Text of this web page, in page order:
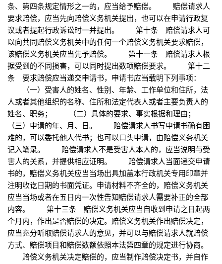
条、第四条规定情形之一的，应当给予赔偿。 赔偿请求人
要求赔偿，应当先向赔偿义务机关提出，也可以在申请行政复
议或者提起行政诉讼时一并提出。 第十条 赔偿请求人可
以向共同赔偿义务机关中的任何一个赔偿义务机关要求赔偿，
该赔偿义务机关应当先予赔偿。 第十一条 赔偿请求人根
据受到的不同损害，可以同时提出数项赔偿要求。 第十二
条 要求赔偿应当递交申请书，申请书应当载明下列事项：
（一）受害人的姓名、性别、年龄、工作单位和住所，法
人或者其他组织的名称、住所和法定代表人或者主要负责人的
姓名、职务； （二）具体的要求、事实根据和理由；
（三）申请的年、月、日。 赔偿请求人书写申请书确有困
难的，可以委托他人代书；也可以口头申请，由赔偿义务机关
记入笔录。 赔偿请求人不是受害人本人的，应当说明与受
害人的关系，并提供相应证明。 赔偿请求人当面递交申请
书的，赔偿义务机关应当当场出具加盖本行政机关专用印章并
注明收讫日期的书面凭证。申请材料不齐全的，赔偿义务机关
应当当场或者在五日内一次性告知赔偿请求人需要补正的全部
内容。 第十三条 赔偿义务机关应当自收到申请之日起两
个月内，作出是否赔偿的决定。赔偿义务机关作出赔偿决定，
应当充分听取赔偿请求人的意见，并可以与赔偿请求人就赔偿
方式、赔偿项目和赔偿数额依照本法第四章的规定进行协商。
赔偿义务机关决定赔偿的，应当制作赔偿决定书，并自作